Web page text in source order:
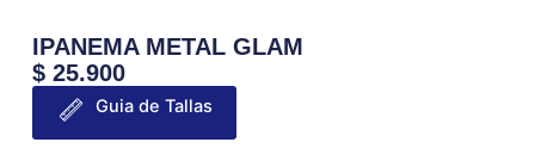
IPANEMA METAL GLAM
$25.900
Guia de Tallas